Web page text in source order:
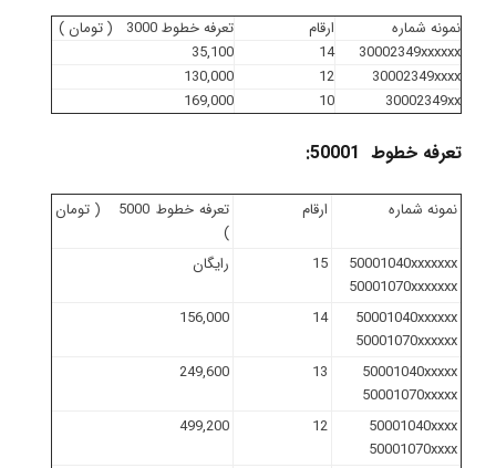
نمونه شماره ارقام
تعرفه خطوط 3000 ( تومان )
30002349xxxxxx
14
35,100
30002349xxxx
12
130,000
30002349xx
10
169,000
تعرفه خطوط 50001:
نمونه شماره ارقام
تعرفه خطوط 5000 ( تومان
)
50001040xxxxxxx
50001070xxxxxxx
15 رایگان
50001040xxxxxx
50001070xxxxxx
14
156,000
50001040xxxxx
50001070xxxxx
13
249,600
50001040xxxx
50001070xxxx
12
499,200